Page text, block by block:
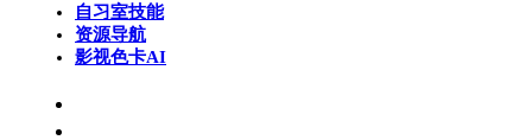
自习室技能
资源导航
影视色卡AI